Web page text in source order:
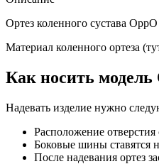
Ортез коленного сустава
Материал коленного ортеза
Как носить модель
Надевать изделие нужно
Расположение
Боковые шины ставятся
После надевания ортез